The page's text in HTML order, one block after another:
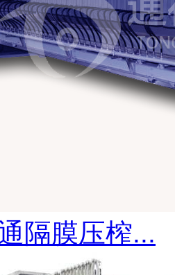
隔膜压榨...